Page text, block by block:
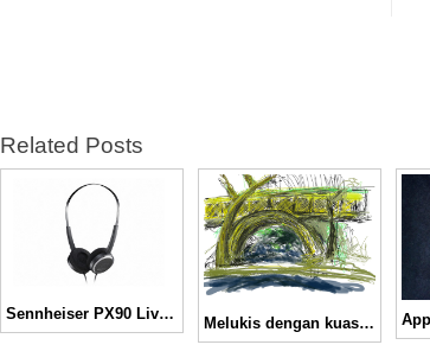
Related Posts
Sennheiser PX90 Live Music Jernih dan Mantap!
Melukis dengan kuas + iPad